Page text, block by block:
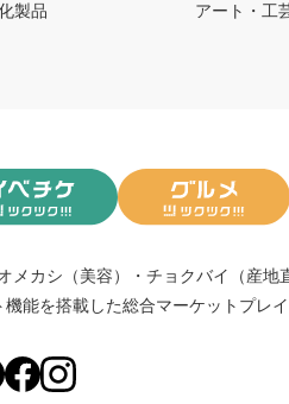
製品 アート・工
メカシ（美容） ・ チョクバイ（産地
機能を搭載した総合マーケットプレイ